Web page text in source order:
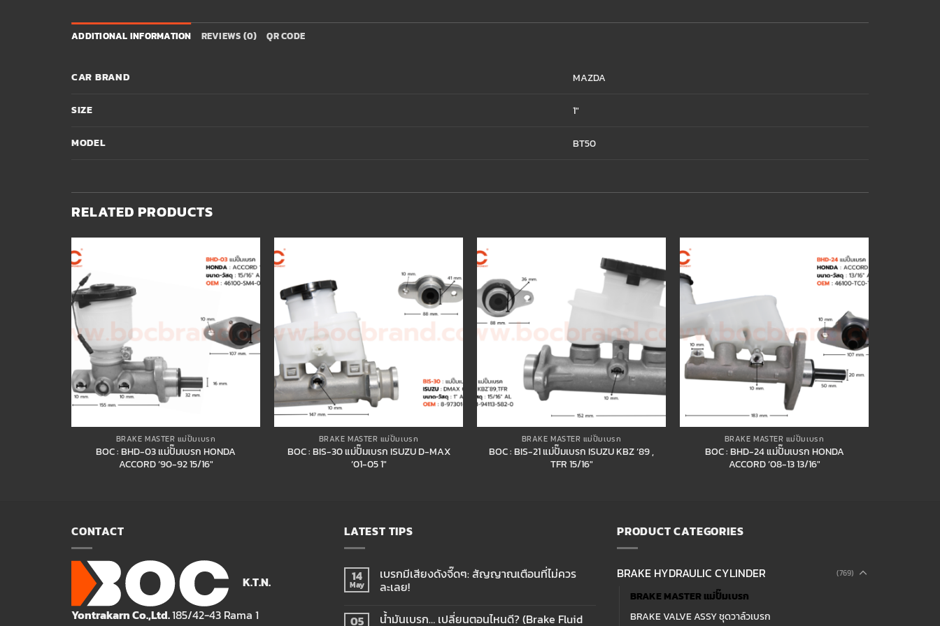
ADDITIONAL INFORMATION REVIEWS (0) QR CODE
CAR BRAND MAZDA
SIZE 1"
MODEL BT50
RELATED PRODUCTS
Add to
wishlist
BRAKE MASTER แม่ปั๊มเบรก
BOC : BHD-03 แม่ปั๊มเบรก HONDA
ACCORD ’90-92 15/16″
Add to
wishlist
BRAKE MASTER แม่ปั๊มเบรก
BOC : BIS-30 แม่ปั๊มเบรก ISUZU D-MAX
’01-05 1″
Add to
wishlist
BRAKE MASTER แม่ปั๊มเบรก
BOC : BIS-21 แม่ปั๊มเบรก ISUZU KBZ ’89 ,
TFR 15/16″
Add to
wishlist
BRAKE MASTER แม่ปั๊มเบรก
BOC : BHD-24 แม่ปั๊มเบรก HONDA
ACCORD ’08-13 13/16″
CONTACT
K.T.N.
Yontrakarn Co.,Ltd.185/42-43 Rama 1
LATEST TIPS
14
May
เบรกมีเสียงดังจี๊ดๆ: สัญญาณเตือนที่ไม่ควร
ละเลย!
05 น้ำมันเบรก… เปลี่ยนตอนไหนดี? (Brake Fluid
PRODUCT CATEGORIES
BRAKE HYDRAULIC CYLINDER (769)
BRAKE MASTER แม่ปั๊มเบรก
BRAKE VALVE ASSY ชุดวาล์วเบรก